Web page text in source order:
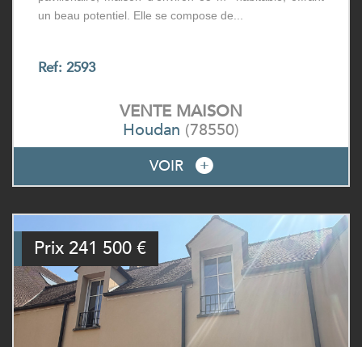
un beau potentiel. Elle se compose de...
Ref: 2593
VENTE MAISON
Houdan (78550)
VOIR
Prix 241 500 €